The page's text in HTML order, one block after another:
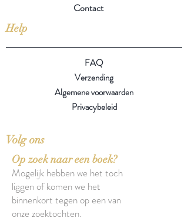
Contact
Help
FAQ
Verzending
Algemene voorwaarden
Privacybeleid
Volg ons
Op zoek naar een boek?
Mogelijk hebben we het toch
liggen of komen we het
binnenkort tegen op een van
onze zoektochten.